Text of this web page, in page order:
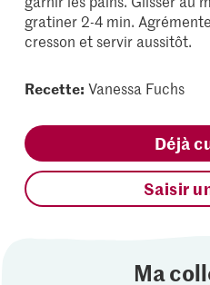
gratiner 2-4 min.
cresson et servir aussitôt.
Recette: Vanessa Fuchs
Déjà
Saisir
Ma